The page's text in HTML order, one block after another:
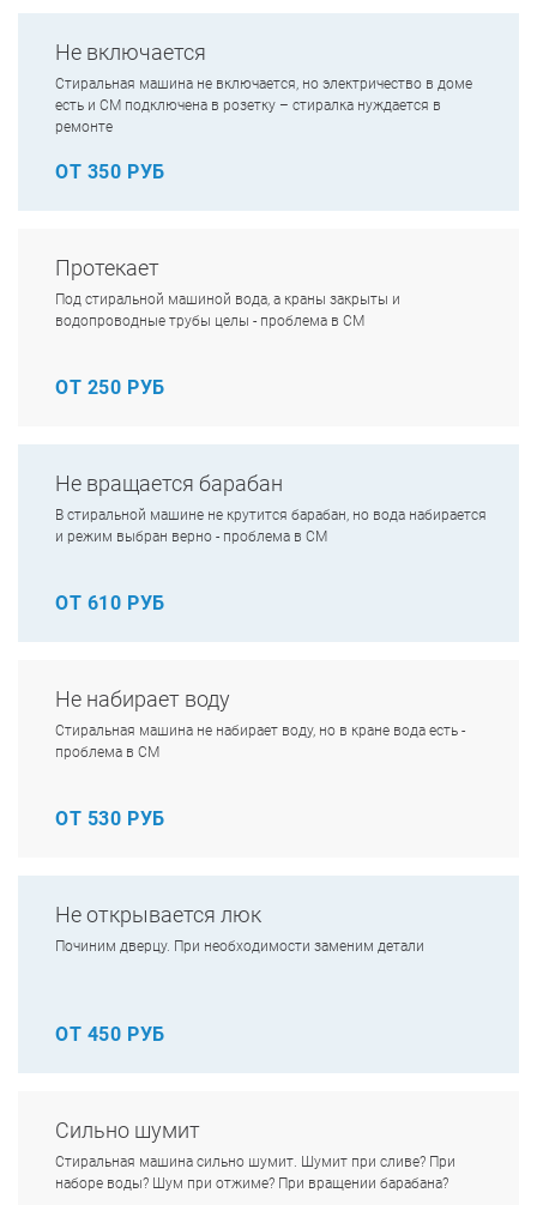
Не включается
Стиральная машина не включается, но электричество в доме
есть и СМ подключена в розетку – стиралка нуждается в
ремонте
ОТ 350 РУБ
Протекает
Под стиральной машиной вода, а краны закрыты и
водопроводные трубы целы - проблема в СМ
ОТ 250 РУБ
Не вращается барабан
В стиральной машине не крутится барабан, но вода набирается
и режим выбран верно - проблема в СМ
ОТ 610 РУБ
Не набирает воду
Стиральная машина не набирает воду, но в кране вода есть -
проблема в СМ
ОТ 530 РУБ
Не открывается люк
Починим дверцу. При необходимости заменим детали
ОТ 450 РУБ
Сильно шумит
Стиральная машина сильно шумит. Шумит при сливе? При
наборе воды? Шум при отжиме? При вращении барабана?